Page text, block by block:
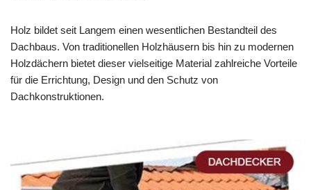
Holz bildet seit Langem einen wesentlichen Bestandteil des
Dachbaus. Von traditionellen Holzhäusern bis hin zu modernen
Holzdächern bietet dieser vielseitige Material zahlreiche Vorteile
für die Errichtung, Design und den Schutz von
Dachkonstruktionen.